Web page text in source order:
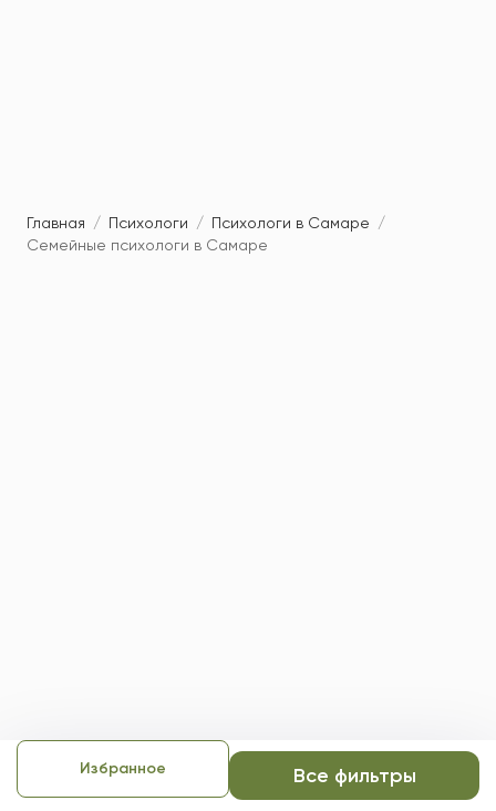
Избранное Все фильтры
Главная / Психологи / Психологи в Самаре /
Семейные психологи в Самаре